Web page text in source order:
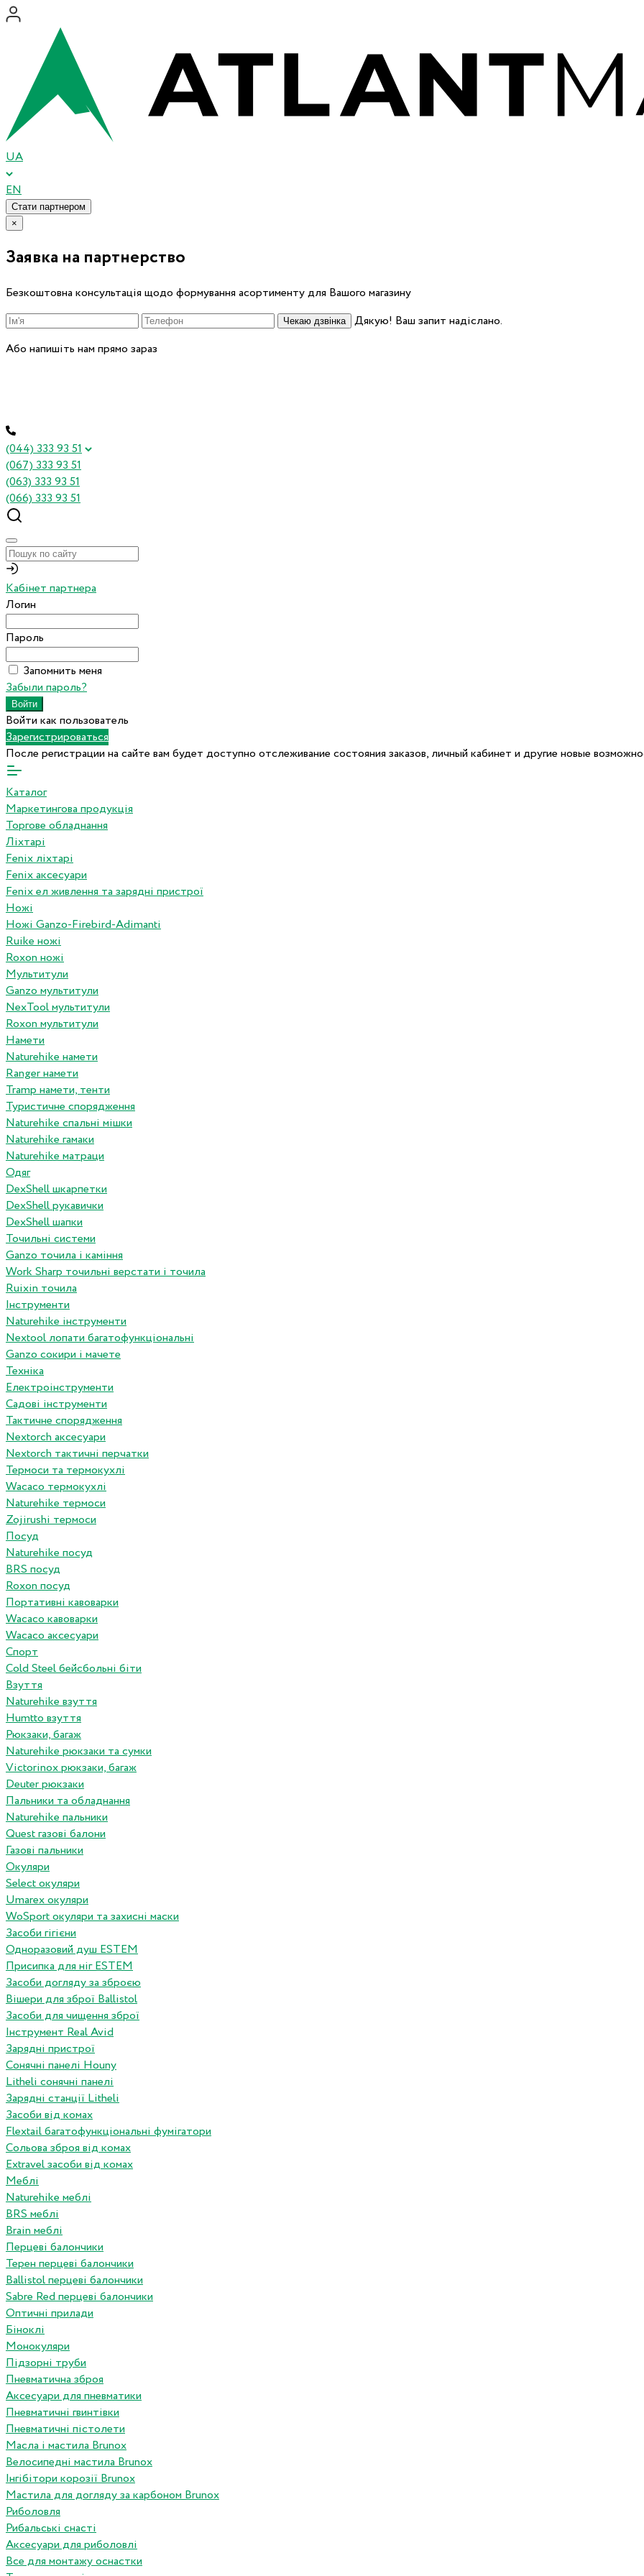
UA
EN
Стати партнером
×
Заявка на партнерство
Безкоштовна консультація щодо формування асортименту для Вашого магазину
Чекаю дзвінка
Дякую! Ваш запит надіслано.
Або напишіть нам прямо зараз
(044) 333 93 51
(067) 333 93 51
(063) 333 93 51
(066) 333 93 51
Кабінет партнера
Логин
Пароль
Запомнить меня
Забыли пароль?
Войти как пользователь
Зарегистрироваться
После регистрации на сайте вам будет доступно отслеживание состояния заказов, личный кабинет и другие новые
Каталог
Маркетингова продукція
Торгове обладнання
Ліхтарі
Fenix ліхтарі
Fenix аксесуари
Fenix ел живлення та зарядні пристрої
Ножі
Ножі Ganzo-Firebird-Adimanti
Ruike ножі
Roxon ножi
Мультитули
Ganzo мультитули
NexTool мультитули
Roxon мультитули
Намети
Naturehike намети
Ranger намети
Tramp намети, тенти
Туристичне спорядження
Naturehike спальні мішки
Naturehike гамаки
Naturehike матраци
Одяг
DexShell шкарпетки
DexShell рукавички
DexShell шапки
Точильні системи
Ganzo точила і каміння
Work Sharp точильні верстати і точила
Ruixin точила
Інструменти
Naturehike інструменти
Nextool лопати багатофункціональні
Ganzo сокири і мачете
Техніка
Електроінструменти
Садові інструменти
Тактичне спорядження
Nextorch аксесуари
Nextorch тактичні перчатки
Термоси та термокухлі
Wacaco термокухлі
Naturehike термоси
Zojirushi термоси
Посуд
Naturehike посуд
BRS посуд
Roxon посуд
Портативні кавоварки
Wacaco кавоварки
Wacaco аксесуари
Спорт
Cold Steel бейсбольні біти
Взуття
Naturehike взуття
Humtto взуття
Рюкзаки, багаж
Naturehike рюкзаки та сумки
Victorinox рюкзаки, багаж
Deuter рюкзаки
Пальники та обладнання
Naturehike пальники
Quest газові балони
Газові пальники
Окуляри
Select окуляри
Umarex окуляри
WoSport окуляри та захисні маски
Засоби гігієни
Одноразовий душ ESTEM
Присипка для ніг ESTEM
Засоби догляду за зброєю
Вішери для зброї Ballistol
Засоби для чищення зброї
Інструмент Real Avid
Зарядні пристрої
Сонячні панелі Houny
Litheli сонячні панелі
Зарядні станції Litheli
Засоби від комах
Flextail багатофункціональні фумігатори
Сольова зброя від комах
Extravel засоби від комах
Меблі
Naturehike меблі
BRS меблі
Brain меблі
Перцеві балончики
Терен перцеві балончики
Ballistol перцеві балончики
Sabre Red перцеві балончики
Оптичні прилади
Біноклі
Монокуляри
Підзорні труби
Пневматична зброя
Аксесуари для пневматики
Пневматичні гвинтівки
Пневматичні пістолети
Масла і мастила Brunox
Велосипедні мастила Brunox
Інгібітори корозії Brunox
Мастила для догляду за карбоном Brunox
Риболовля
Рибальські снасті
Аксесуари для риболовлі
Все для монтажу оснастки